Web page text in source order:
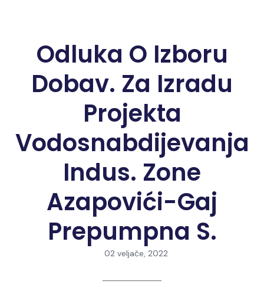
Odluka O Izboru
Dobav. Za Izradu
Projekta
Vodosnabdijevanja
Indus. Zone
Azapovići-Gaj
Prepumpna S.
02 veljače, 2022